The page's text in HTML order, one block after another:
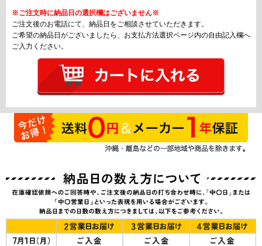
※ご注文時に納品日の選択欄はございません※
ご注文後のお電話にて、納品日をご相談させていただきます。
ご希望の納品日がございましたら、お支払方法選択ページ内の自由記入欄へ
ご入力ください。